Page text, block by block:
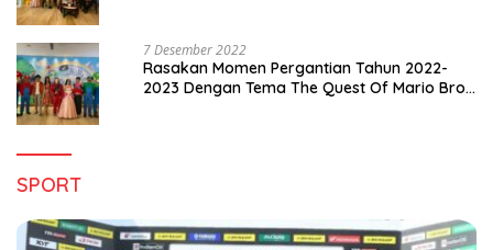
7 Desember 2022
Rasakan Momen Pergantian Tahun 2022-
2023 Dengan Tema The Quest Of Mario Bros
SPORT